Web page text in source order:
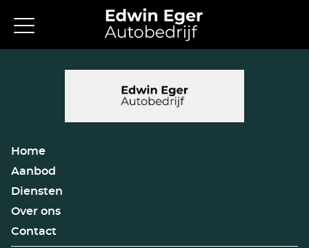
Home
Aanbod
Diensten
Over ons
Contact